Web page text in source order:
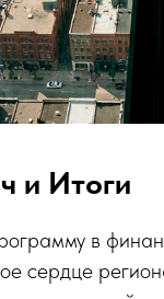
и Итоги
в
сердце